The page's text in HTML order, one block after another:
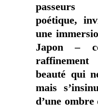
passeurs
poétique,
une
Japon –
beauté qui
mais
d’une